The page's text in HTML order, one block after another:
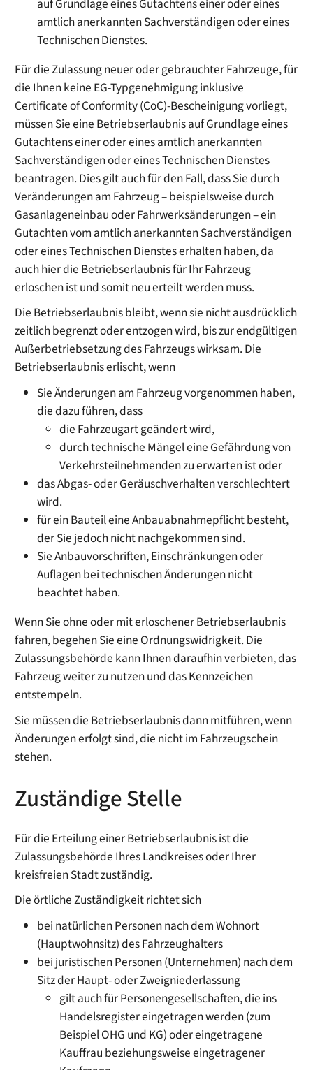
auf Grundlage eines Gutachtens einer oder eines
amtlich anerkannten Sachverständigen oder eines
Technischen Dienstes.
Für die Zulassung neuer oder gebrauchter Fahrzeuge, für
die Ihnen keine EG-Typgenehmigung inklusive
Certificate of Conformity (CoC)-Bescheinigung vorliegt,
müssen Sie eine Betriebserlaubnis auf Grundlage eines
Gutachtens einer oder eines amtlich anerkannten
Sachverständigen oder eines Technischen Dienstes
beantragen. Dies gilt auch für den Fall, dass Sie durch
Veränderungen am Fahrzeug – beispielsweise durch
Gasanlageneinbau oder Fahrwerksänderungen – ein
Gutachten vom amtlich anerkannten Sachverständigen
oder eines Technischen Dienstes erhalten haben, da
auch hier die Betriebserlaubnis für Ihr Fahrzeug
erloschen ist und somit neu erteilt werden muss.
Die Betriebserlaubnis bleibt, wenn sie nicht ausdrücklich
zeitlich begrenzt oder entzogen wird, bis zur endgültigen
Außerbetriebsetzung des Fahrzeugs wirksam. Die
Betriebserlaubnis erlischt, wenn
Sie Änderungen am Fahrzeug vorgenommen haben,
die dazu führen, dass
die Fahrzeugart geändert wird,
durch technische Mängel eine Gefährdung von
Verkehrsteilnehmenden zu erwarten ist oder
das Abgas- oder Geräuschverhalten verschlechtert
wird.
für ein Bauteil eine Anbauabnahmepflicht besteht,
der Sie jedoch nicht nachgekommen sind.
Sie Anbauvorschriften, Einschränkungen oder
Auflagen bei technischen Änderungen nicht
beachtet haben.
Wenn Sie ohne oder mit erloschener Betriebserlaubnis
fahren, begehen Sie eine Ordnungswidrigkeit. Die
Zulassungsbehörde kann Ihnen daraufhin verbieten, das
Fahrzeug weiter zu nutzen und das Kennzeichen
entstempeln.
Sie müssen die Betriebserlaubnis dann mitführen, wenn
Änderungen erfolgt sind, die nicht im Fahrzeugschein
stehen.
Zuständige Stelle
Für die Erteilung einer Betriebserlaubnis ist die
Zulassungsbehörde Ihres Landkreises oder Ihrer
kreisfreien Stadt zuständig.
Die örtliche Zuständigkeit richtet sich
bei natürlichen Personen nach dem Wohnort
(Hauptwohnsitz) des Fahrzeughalters
bei juristischen Personen (Unternehmen) nach dem
Sitz der Haupt- oder Zweigniederlassung
gilt auch für Personengesellschaften, die ins
Handelsregister eingetragen werden (zum
Beispiel OHG und KG) oder eingetragene
Kauffrau beziehungsweise eingetragener